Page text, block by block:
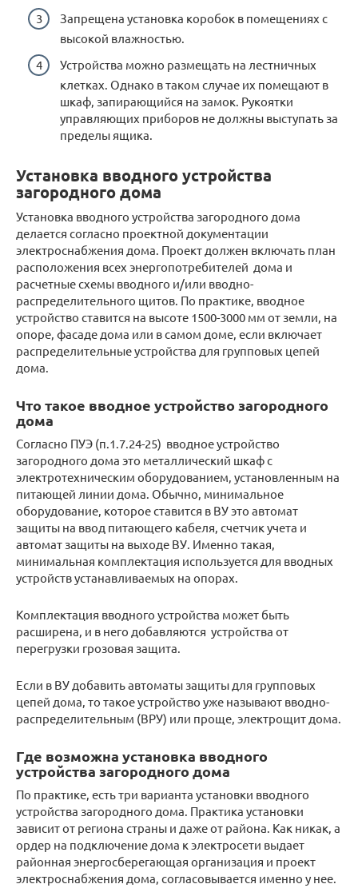
Запрещена установка коробок в помещениях с
высокой влажностью.
Устройства можно размещать на лестничных
клетках. Однако в таком случае их помещают в
шкаф, запирающийся на замок. Рукоятки
управляющих приборов не должны выступать за
пределы ящика.
Установка вводного устройства
загородного дома
Установка вводного устройства загородного дома
делается согласно проектной документации
электроснабжения дома. Проект должен включать план
расположения всех энергопотребителей дома и
расчетные схемы вводного и/или вводно-
распределительного щитов. По практике, вводное
устройство ставится на высоте 1500-3000 мм от земли, на
опоре, фасаде дома или в самом доме, если включает
распределительные устройства для групповых цепей
дома.
Что такое вводное устройство загородного
дома
Согласно ПУЭ (п.1.7.24-25) вводное устройство
загородного дома это металлический шкаф с
электротехническим оборудованием, установленным на
питающей линии дома. Обычно, минимальное
оборудование, которое ставится в ВУ это автомат
защиты на ввод питающего кабеля, счетчик учета и
автомат защиты на выходе ВУ. Именно такая,
минимальная комплектация используется для вводных
устройств устанавливаемых на опорах.
Комплектация вводного устройства может быть
расширена, и в него добавляются устройства от
перегрузки грозовая защита.
Если в ВУ добавить автоматы защиты для групповых
цепей дома, то такое устройство уже называют вводно-
распределительным (ВРУ) или проще, электрощит дома.
Где возможна установка вводного
устройства загородного дома
По практике, есть три варианта установки вводного
устройства загородного дома. Практика установки
зависит от региона страны и даже от района. Как никак, а
ордер на подключение дома к электросети выдает
районная энергосберегающая организация и проект
электроснабжения дома, согласовывается именно у нее.